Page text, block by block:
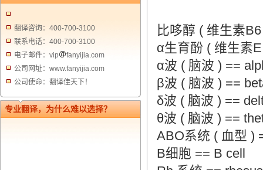
翻译咨询：400-700-3100
联系电话：400-700-3100
电子邮件：vip
fanyijia.com
公司网址：www.fanyijia.com
公司使命：翻译佳天下！
专业翻译，为什么难以选择？
比哆醇 ( 维生素
α生育酚 ( 维生素
α波 ( 脑波 ) ==
β波 ( 脑波 ) ==
δ波 ( 脑波 ) ==
θ波 ( 脑波 ) ==
ABO系统 ( 血型 )
B细胞 == B cell